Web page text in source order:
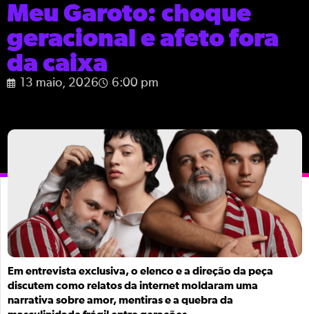
Meu Garoto: choque
geracional e afeto fora
da caixa
13 maio, 2026 6:00 pm
Em entrevista exclusiva, o elenco e a direção da peça
discutem como relatos da internet moldaram uma
narrativa sobre amor, mentiras e a quebra da